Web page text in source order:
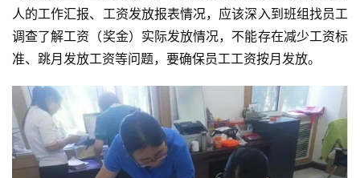
人的工作汇报、工资发放报表情况，应该深入到班组找员工
调查了解工资（奖金）实际发放情况，不能存在减少工资标
准、跳月发放工资等问题，要确保员工工资按月发放。